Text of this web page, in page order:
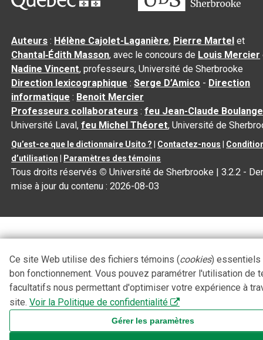
Auteurs : Hélène Cajolet-Laganière, Pierre Martel et
Chantal‑Édith Masson, avec le concours de Louis Mercier
Nadine Vincent, professeurs, Université de Sherbrooke
Direction lexicographique :Serge D’Amico - Direction
informatique : Benoit Mercier
Professeurs collaborateurs :feu Jean-Claude
Université Laval,feu Michel Théoret, Université de
Qu’est-ce que le dictionnaire Usito ? Contactez-nous
d’utilisation
Paramètres des témoins
Tous droits réservés © Université de Sherbrooke |3.2.2 -
mise à jour du contenu :2026-08-03
Ce site Web utilise des fichiers témoins (cookies) essentiels
bon fonctionnement. Vous pouvez paramétrer l'utilisation de
facultatifs nous permettant d'optimiser votre expérience à
site. Voir la Politique de confidentialité
Gérer les paramètres